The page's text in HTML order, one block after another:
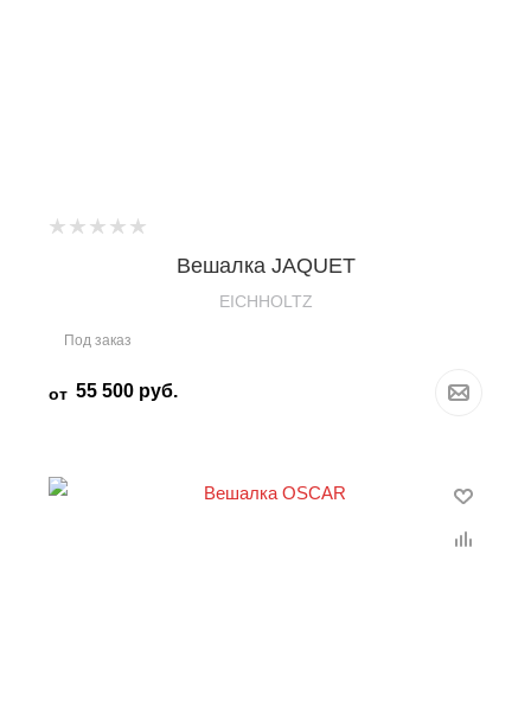
Вешалка JAQUET
EICHHOLTZ
Под заказ
от 55 500 руб.